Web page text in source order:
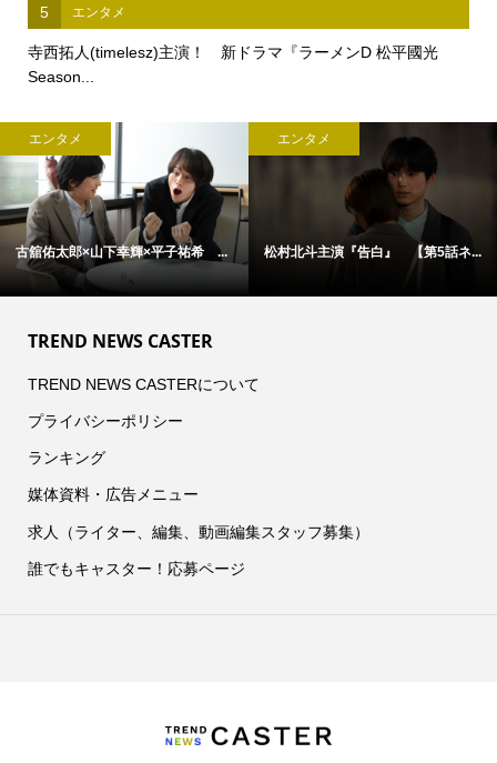
5 エンタメ
寺西拓人(timelesz)主演！ 新ドラマ『ラーメンD 松平國光
Season...
エンタメ
古舘佑太郎×山下幸輝×平子祐希 ...
エンタメ
松村北斗主演『告白』 【第5話ネ...
TREND NEWS CASTER
TREND NEWS CASTERについて
プライバシーポリシー
ランキング
媒体資料・広告メニュー
求人（ライター、編集、動画編集スタッフ募集）
誰でもキャスター！応募ページ